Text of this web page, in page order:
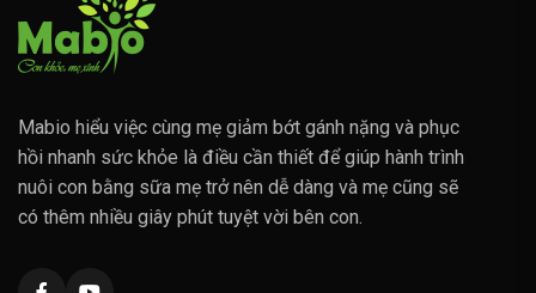
Mabio hiểu việc cùng mẹ giảm bớt gánh nặng và phục
hồi nhanh sức khỏe là điều cần thiết để giúp hành trình
nuôi con bằng sữa mẹ trở nên dễ dàng và mẹ cũng sẽ
có thêm nhiều giây phút tuyệt vời bên con.